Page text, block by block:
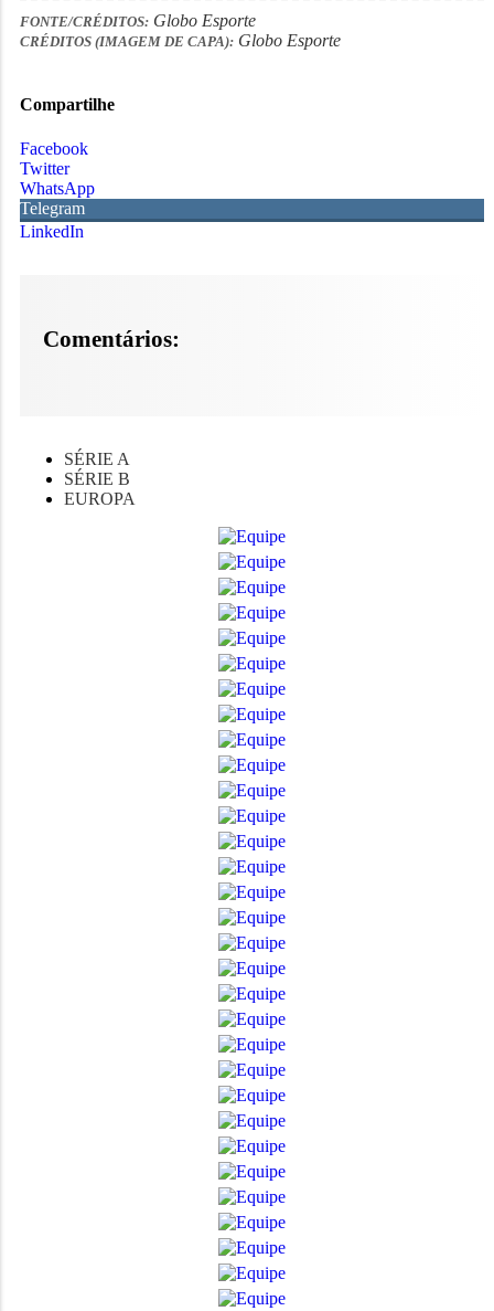
FONTE/CRÉDITOS:Globo Esporte
CRÉDITOS (IMAGEM DE CAPA):Globo Esporte
Compartilhe
Facebook
Twitter
WhatsApp
Telegram
LinkedIn
Comentários:
SÉRIE A
SÉRIE B
EUROPA